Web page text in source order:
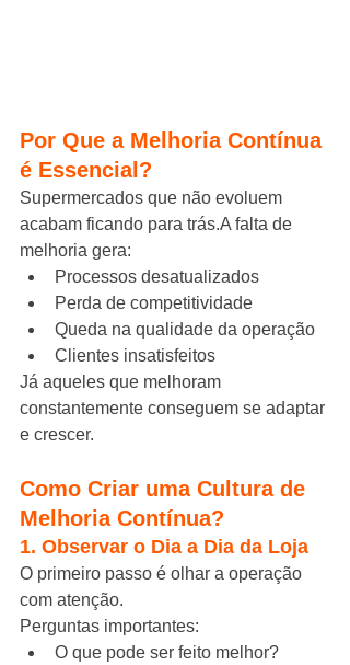
Por Que a Melhoria Contínua
é Essencial?
Supermercados que não evoluem
acabam ficando para trás.A falta de
melhoria gera:
Processos desatualizados
Perda de competitividade
Queda na qualidade da operação
Clientes insatisfeitos
Já aqueles que melhoram
constantemente conseguem se adaptar
e crescer.
Como Criar uma Cultura de
Melhoria Contínua?
1. Observar o Dia a Dia da Loja
O primeiro passo é olhar a operação
com atenção.
Perguntas importantes:
O que pode ser feito melhor?